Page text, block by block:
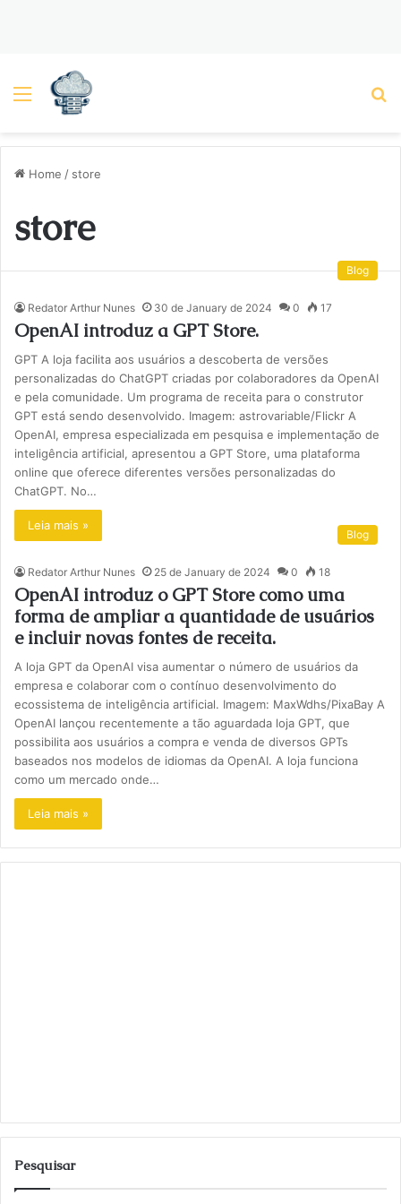
Menu
Home / store
store
Blog
Redator Arthur Nunes 30 de January de 2024 0 17
OpenAI introduz a GPT Store.
GPT A loja facilita aos usuários a descoberta de versões
personalizadas do ChatGPT criadas por colaboradores da OpenAI
e pela comunidade. Um programa de receita para o construtor
GPT está sendo desenvolvido. Imagem: astrovariable/Flickr A
OpenAI, empresa especializada em pesquisa e implementação de
inteligência artificial, apresentou a GPT Store, uma plataforma
online que oferece diferentes versões personalizadas do
ChatGPT. No…
Leia mais »
Blog
Redator Arthur Nunes 25 de January de 2024 0 18
OpenAI introduz o GPT Store como uma
forma de ampliar a quantidade de usuários
e incluir novas fontes de receita.
A loja GPT da OpenAI visa aumentar o número de usuários da
empresa e colaborar com o contínuo desenvolvimento do
ecossistema de inteligência artificial. Imagem: MaxWdhs/PixaBay A
OpenAI lançou recentemente a tão aguardada loja GPT, que
possibilita aos usuários a compra e venda de diversos GPTs
baseados nos modelos de idiomas da OpenAI. A loja funciona
como um mercado onde…
Leia mais »
Pesquisar